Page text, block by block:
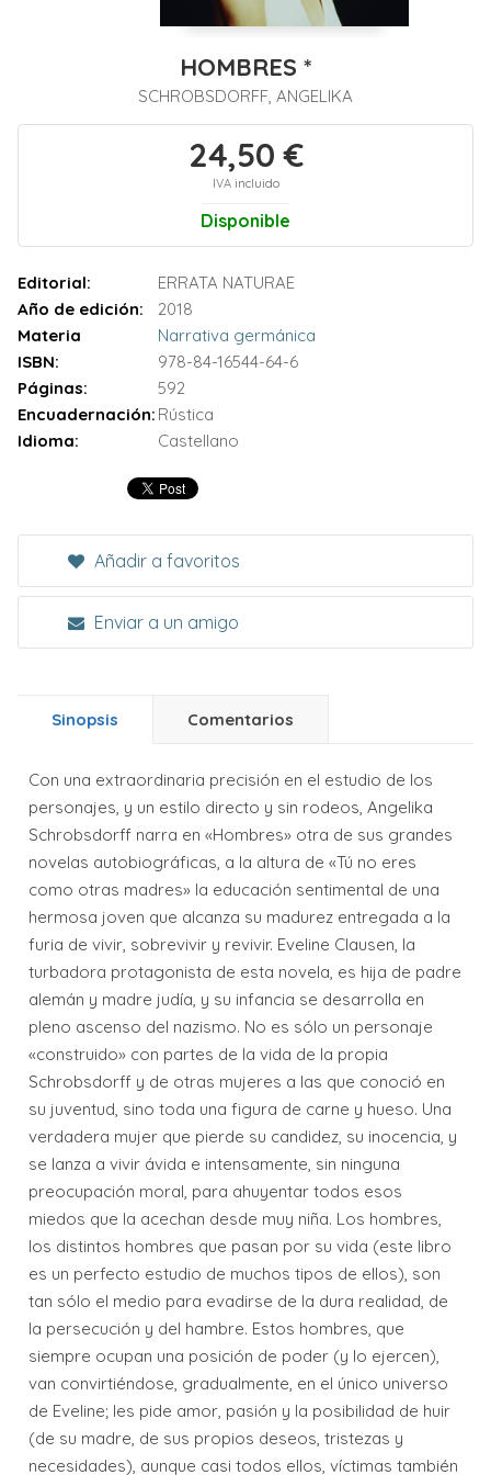
HOMBRES *
SCHROBSDORFF, ANGELIKA
24,50 €
IVA incluido
Disponible
Editorial:
ERRATA NATURAE
Año de edición:
2018
Materia
Narrativa germánica
ISBN:
978-84-16544-64-6
Páginas:
592
Encuadernación: Rústica
Idioma:
Castellano
Añadir a favoritos
Enviar a un amigo
Sinopsis Comentarios
Con una extraordinaria precisión en el estudio de los
personajes, y un estilo directo y sin rodeos, Angelika
Schrobsdorff narra en «Hombres» otra de sus grandes
novelas autobiográficas, a la altura de «Tú no eres
como otras madres» la educación sentimental de una
hermosa joven que alcanza su madurez entregada a la
furia de vivir, sobrevivir y revivir. Eveline Clausen, la
turbadora protagonista de esta novela, es hija de padre
alemán y madre judía, y su infancia se desarrolla en
pleno ascenso del nazismo. No es sólo un personaje
«construido» con partes de la vida de la propia
Schrobsdorff y de otras mujeres a las que conoció en
su juventud, sino toda una figura de carne y hueso. Una
verdadera mujer que pierde su candidez, su inocencia, y
se lanza a vivir ávida e intensamente, sin ninguna
preocupación moral, para ahuyentar todos esos
miedos que la acechan desde muy niña. Los hombres,
los distintos hombres que pasan por su vida (este libro
es un perfecto estudio de muchos tipos de ellos), son
tan sólo el medio para evadirse de la dura realidad, de
la persecución y del hambre. Estos hombres, que
siempre ocupan una posición de poder (y lo ejercen),
van convirtiéndose, gradualmente, en el único universo
de Eveline; les pide amor, pasión y la posibilidad de huir
(de su madre, de sus propios deseos, tristezas y
necesidades), aunque casi todos ellos, víctimas también